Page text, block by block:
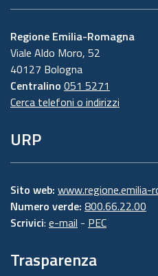
Regione Emilia-Romagna
Viale Aldo Moro, 52
40127 Bologna
Centralino 051 5271
Cerca telefoni o indirizzi
URP
Sito web:
Numero verde: 800.66.22.00
Scrivici: e-mail - PEC
Trasparenza